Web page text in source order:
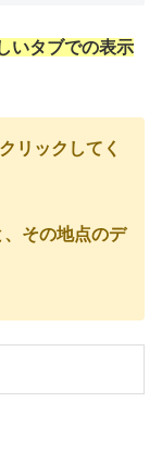
いタブでの表示
リックしてく
その地点のデ